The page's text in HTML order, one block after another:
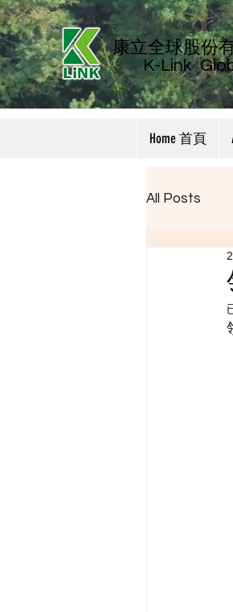
康立全球股份
K-Link
Home 首頁
All Posts